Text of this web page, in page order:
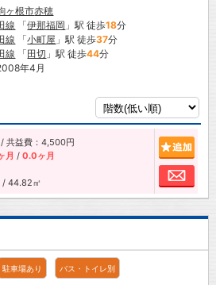
ヶ根市赤穂
線 「伊那福岡 」駅 徒歩18分
線 「小町屋 」駅 徒歩37分
線 「田切 」駅 徒歩44分
年4月
/ 共益費：4,500円
月 / 0.0ヶ月
/ 44.82㎡
お
駐車場あり バス・トイレ別